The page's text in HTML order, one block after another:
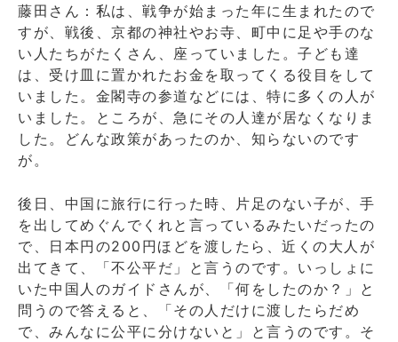
藤田さん：私は、戦争が始まった年に生まれたので
すが、戦後、京都の神社やお寺、町中に足や手のな
い人たちがたくさん、座っていました。子ども達
は、受け皿に置かれたお金を取ってくる役目をして
いました。金閣寺の参道などには、特に多くの人が
いました。ところが、急にその人達が居なくなりま
した。どんな政策があったのか、知らないのです
が。
後日、中国に旅行に行った時、片足のない子が、手
を出してめぐんでくれと言っているみたいだったの
で、日本円の200円ほどを渡したら、近くの大人が
出てきて、「不公平だ」と言うのです。いっしょに
いた中国人のガイドさんが、「何をしたのか？」と
問うので答えると、「その人だけに渡したらだめ
で、みんなに公平に分けないと」と言うのです。そ